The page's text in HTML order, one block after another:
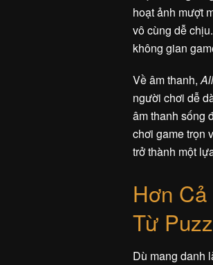
hoạt ảnh mượt
vô cùng dễ
không gian
Về âm thanh,
người chơi dễ
âm thanh sống
chơi game trọn
trở thành một
Hơn Cả
Từ
Dù mang danh